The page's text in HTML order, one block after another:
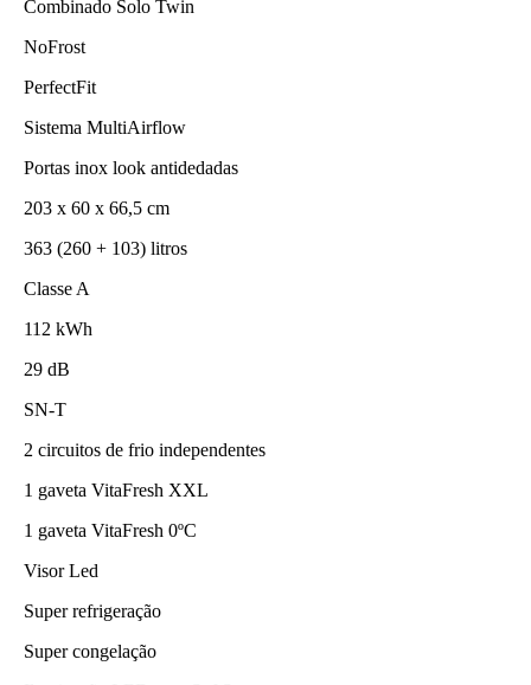
Combinado Solo Twin
NoFrost
PerfectFit
Sistema MultiAirflow
Portas inox look antidedadas
203 x 60 x 66,5 cm
363 (260 + 103) litros
Classe A
112 kWh
29 dB
SN-T
2 circuitos de frio independentes
1 gaveta VitaFresh XXL
1 gaveta VitaFresh 0ºC
Visor Led
Super refrigeração
Super congelação